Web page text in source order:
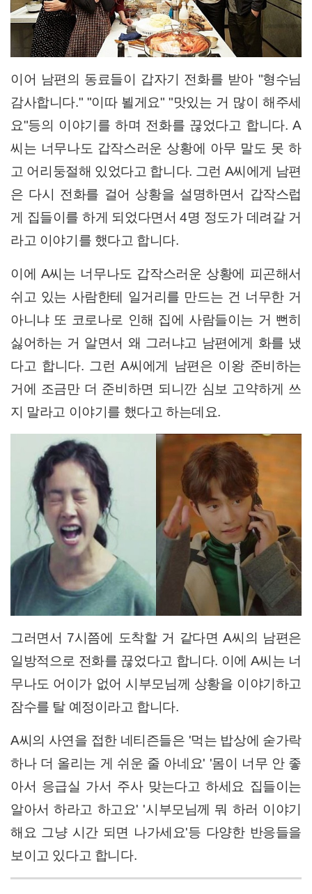
이어 남편의 동료들이 갑자기 전화를 받아 "형수님
감사합니다." "이따 뵐게요" "맛있는 거 많이 해주세
요"등의 이야기를 하며 전화를 끊었다고 합니다. A
씨는 너무나도 갑작스러운 상황에 아무 말도 못 하
고 어리둥절해 있었다고 합니다. 그런 A씨에게 남편
은 다시 전화를 걸어 상황을 설명하면서 갑작스럽
게 집들이를 하게 되었다면서 4명 정도가 데려갈 거
라고 이야기를 했다고 합니다.
이에 A씨는 너무나도 갑작스러운 상황에 피곤해서
쉬고 있는 사람한테 일거리를 만드는 건 너무한 거
아니냐 또 코로나로 인해 집에 사람들이는 거 뻔히
싫어하는 거 알면서 왜 그러냐고 남편에게 화를 냈
다고 합니다. 그런 A씨에게 남편은 이왕 준비하는
거에 조금만 더 준비하면 되니깐 심보 고약하게 쓰
지 말라고 이야기를 했다고 하는데요.
그러면서 7시쯤에 도착할 거 같다면 A씨의 남편은
일방적으로 전화를 끊었다고 합니다. 이에 A씨는 너
무나도 어이가 없어 시부모님께 상황을 이야기하고
잠수를 탈 예정이라고 합니다.
A씨의 사연을 접한 네티즌들은 '먹는 밥상에 숟가락
하나 더 올리는 게 쉬운 줄 아네요' '몸이 너무 안 좋
아서 응급실 가서 주사 맞는다고 하세요 집들이는
알아서 하라고 하고요' '시부모님께 뭐 하러 이야기
해요 그냥 시간 되면 나가세요'등 다양한 반응들을
보이고 있다고 합니다.